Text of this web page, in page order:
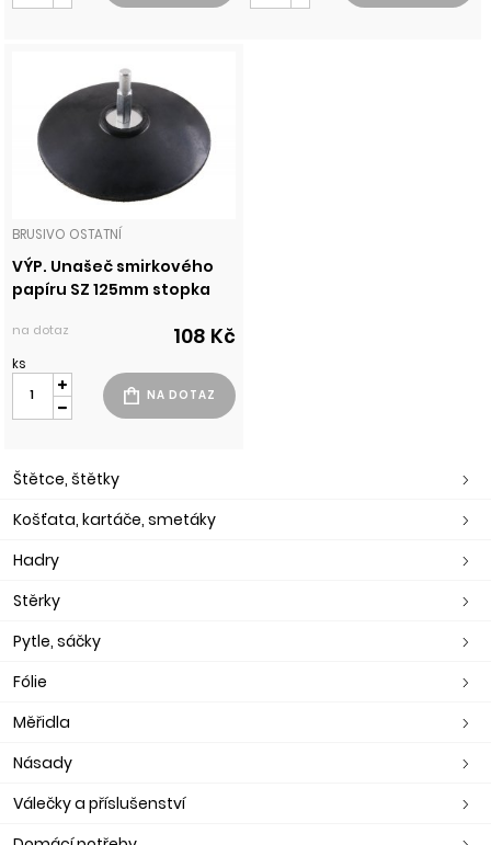
BRUSIVO OSTATNÍ
VÝP. Unašeč smirkového
papíru SZ 125mm stopka
na dotaz 108 Kč
ks
Štětce, štětky
Košťata, kartáče, smetáky
Hadry
Stěrky
Pytle, sáčky
Fólie
Měřidla
Násady
Válečky a příslušenství